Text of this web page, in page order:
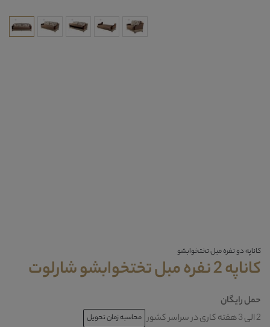
کاناپه دو نفره مبل تختخوابشو
کاناپه 2 نفره مبل تختخوابشو شارلوت
حمل رایگان
2 الی 3 هفته کاری در سراسر کشور
محاسبه زمان تحویل